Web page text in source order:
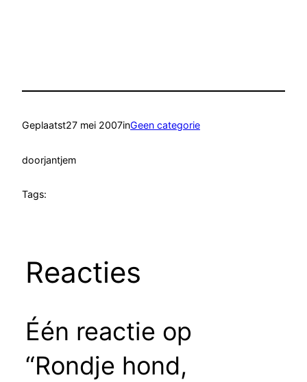
Geplaatst27 mei 2007inGeen categorie
doorjantjem
Tags:
Reacties
Één reactie op
“Rondje hond,